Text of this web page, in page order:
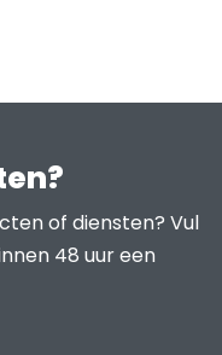
of diensten? Vul
48 uur een